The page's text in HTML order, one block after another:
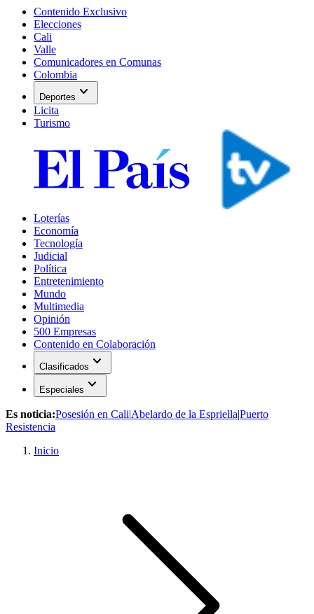
Contenido Exclusivo
Elecciones
Cali
Valle
Comunicadores en Comunas
Colombia
Deportes expand_more
Licita
Turismo
Loterías
Economía
Tecnología
Judicial
Política
Entretenimiento
Mundo
Multimedia
Opinión
500 Empresas
Contenido en Colaboración
Clasificados expand_more
Especiales expand_more
Es noticia:Posesión en Cali|Abelardo de la Espriella|Puerto
Resistencia
Inicio